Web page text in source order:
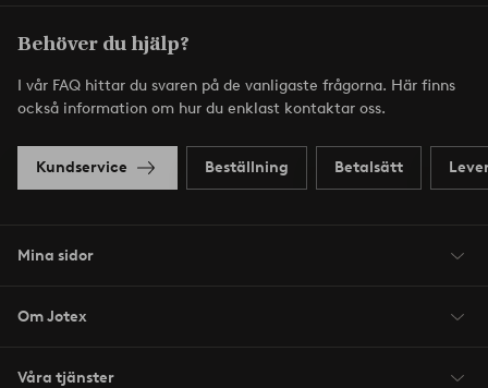
Behöver du hjälp?
I vår FAQ hittar du svaren på de vanligaste frågorna. Här finns
också information om hur du enklast kontaktar oss.
Kundservice Beställning Betalsätt
Mina sidor
Om Jotex
Våra tjänster